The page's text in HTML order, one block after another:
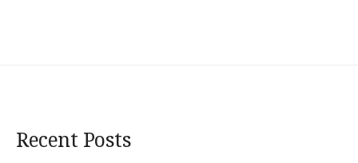
Recent Posts